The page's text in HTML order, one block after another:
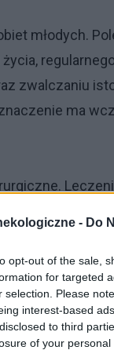
- Do
opt-out of the sale,
for targeted
selection. Please
interest-based
to third
of your
młodych.
zwalczaniu
ma
z
pęcherza
oddawanie
dopochwowej.
cewki